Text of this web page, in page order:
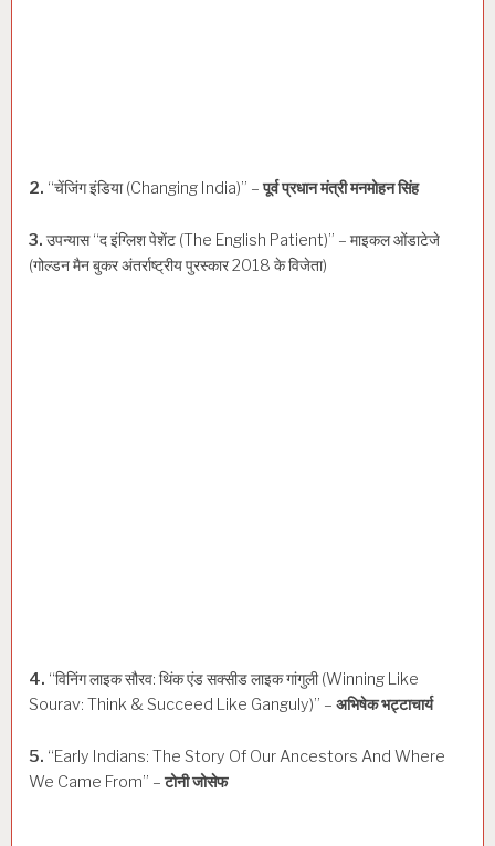
2. “चेंजिंग इंडिया (Changing India)” –पूर्व प्रधान मंत्री मनमोहन सिंह
3. उपन्यास “द इंग्लिश पेशेंट (The English Patient)” – माइकल ओंडाटेजे
(गोल्डन मैन बुकर अंतर्राष्ट्रीय पुरस्कार 2018 के विजेता)
4. “विनिंग लाइक सौरव: थिंक एंड सक्सीड लाइक गांगुली (Winning Like
Sourav: Think & Succeed Like Ganguly)” – अभिषेक भट्टाचार्य
5. “Early Indians: The Story Of Our Ancestors And Where
We Came From” –टोनी जोसेफ